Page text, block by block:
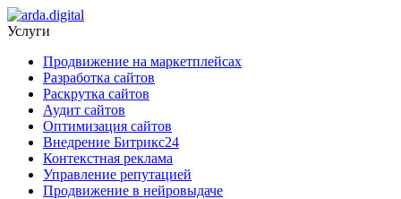
Услуги
Продвижение на маркетплейсах
Разработка сайтов
Раскрутка сайтов
Аудит сайтов
Оптимизация сайтов
Внедрение Битрикс24
Контекстная реклама
Управление репутацией
Продвижение в нейровыдаче